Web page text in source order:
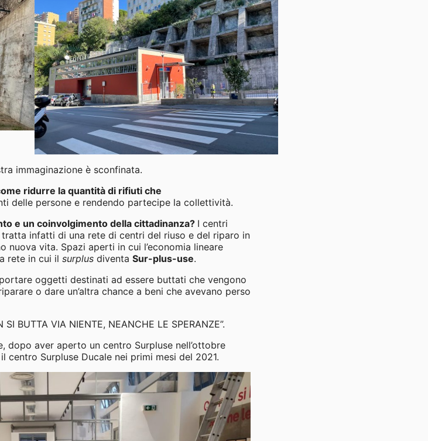
immaginazione è sconfinata.
ridurre la quantità di rifiuti che
delle persone e rendendo partecipe la collettività.
e un coinvolgimento della cittadinanza? I centri
tratta infatti di una rete di centri del riuso e del riparo in
vita. Spazi aperti in cui l’economia lineare
rete in cui il surplus diventa Sur-plus-use.
oggetti destinati ad essere buttati che vengono
o dare un’altra chance a beni che avevano perso
BUTTA VIA NIENTE, NEANCHE LE SPERANZE”.
dopo aver aperto un centro Surpluse nell’ottobre
Surpluse Ducale nei primi mesi del 2021.